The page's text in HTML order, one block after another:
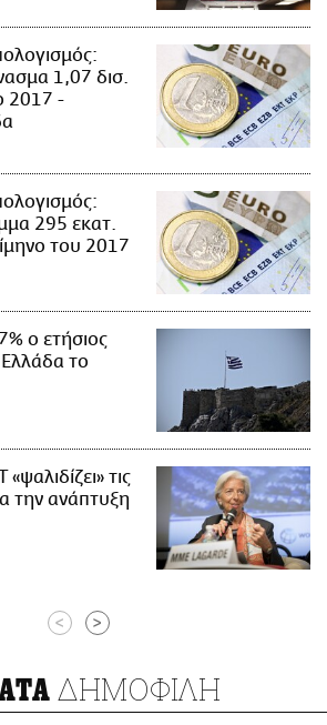
1,07 δισ.
2017 -
295 εκατ.
του 2017
ο ετήσιος
το
τις
την ανάπτυξη
< >
ΔΗΜΟΦΙΛΗ